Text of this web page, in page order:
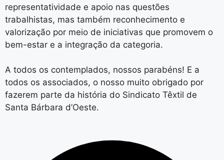
representatividade e apoio nas questões
trabalhistas, mas também reconhecimento e
valorização por meio de iniciativas que promovem o
bem-estar e a integração da categoria.
A todos os contemplados, nossos parabéns! E a
todos os associados, o nosso muito obrigado por
fazerem parte da história do Sindicato Têxtil de
Santa Bárbara d’Oeste.